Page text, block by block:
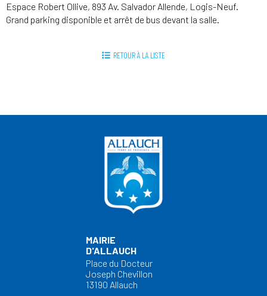
Espace Robert Ollive, 893 Av. Salvador Allende, Logis-Neuf.
Grand parking disponible et arrêt de bus devant la salle.
RETOUR À LA LISTE
MAIRIE
D'ALLAUCH
Place du Docteur
Joseph Chevillon
13190 Allauch